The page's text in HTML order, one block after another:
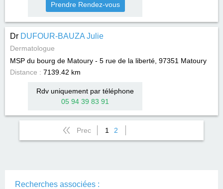
Prendre Rendez-vous
Dr DUFOUR-BAUZA Julie
Dermatologue
MSP du bourg de Matoury - 5 rue de la liberté, 97351 Matoury
Distance : 7139.42 km
Rdv uniquement par téléphone
05 94 39 83 91
Prec 1 2
Recherches associées :